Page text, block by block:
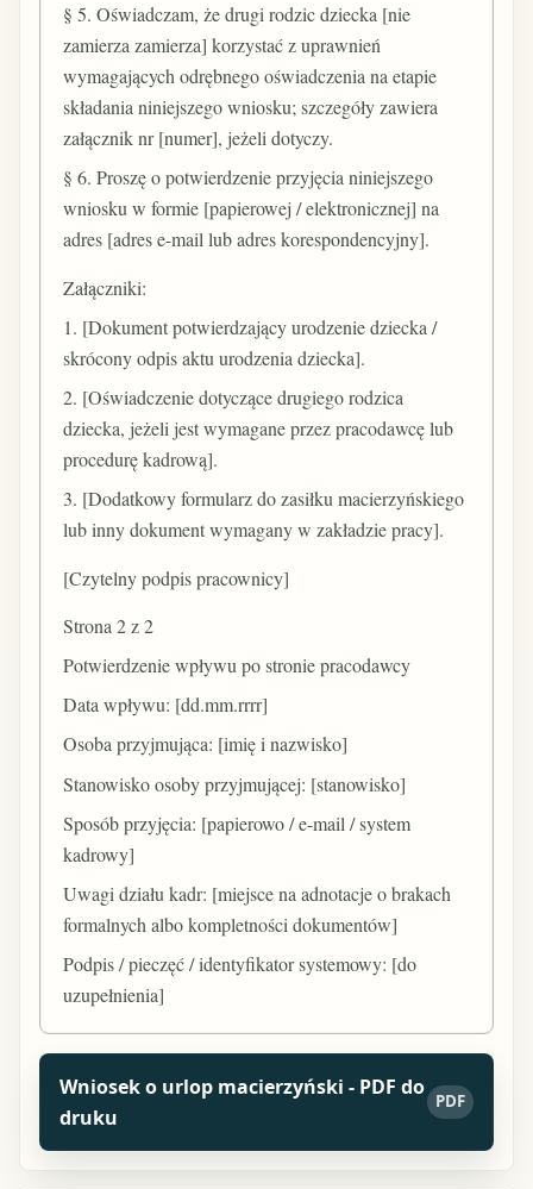
§ 5. Oświadczam, że drugi rodzic dziecka [nie
zamierza zamierza] korzystać z uprawnień
wymagających odrębnego oświadczenia na etapie
składania niniejszego wniosku; szczegóły zawiera
załącznik nr [numer], jeżeli dotyczy.
§ 6. Proszę o potwierdzenie przyjęcia niniejszego
wniosku w formie [papierowej / elektronicznej] na
adres [adres e-mail lub adres korespondencyjny].
Załączniki:
1. [Dokument potwierdzający urodzenie dziecka /
skrócony odpis aktu urodzenia dziecka].
2. [Oświadczenie dotyczące drugiego rodzica
dziecka, jeżeli jest wymagane przez pracodawcę lub
procedurę kadrową].
3. [Dodatkowy formularz do zasiłku macierzyńskiego
lub inny dokument wymagany w zakładzie pracy].
[Czytelny podpis pracownicy]
Strona 2 z 2
Potwierdzenie wpływu po stronie pracodawcy
Data wpływu: [dd.mm.rrrr]
Osoba przyjmująca: [imię i nazwisko]
Stanowisko osoby przyjmującej: [stanowisko]
Sposób przyjęcia: [papierowo / e-mail / system
kadrowy]
Uwagi działu kadr: [miejsce na adnotacje o brakach
formalnych albo kompletności dokumentów]
Podpis / pieczęć / identyfikator systemowy: [do
uzupełnienia]
Wniosek o urlop macierzyński - PDF do
druku
PDF